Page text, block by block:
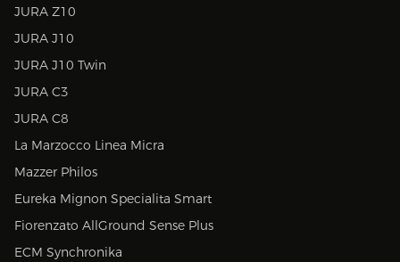
JURA Z10
JURA J10
JURA J10 Twin
JURA C3
JURA C8
La Marzocco Linea Micra
Mazzer Philos
Eureka Mignon Specialita Smart
Fiorenzato AllGround Sense Plus
ECM Synchronika